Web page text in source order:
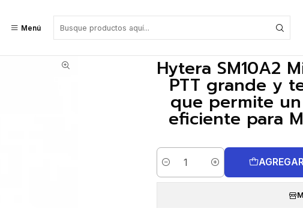
Menú
monitor bloqueable que permite un funcionamiento cómodo y eficiente para
Hytera SM10A2
PTT grande y
que permite
eficiente para
Cantidad